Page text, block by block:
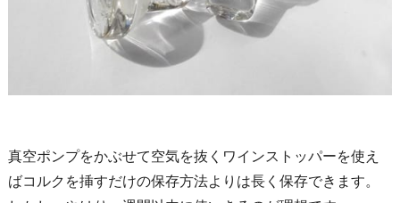
真空ポンプをかぶせて空気を抜くワインストッパーを使え
ばコルクを挿すだけの保存方法よりは長く保存できます。